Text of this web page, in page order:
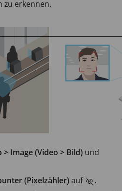
zu erkennen.
> Image (Video > Bild) und
(Pixelzähler)auf
.